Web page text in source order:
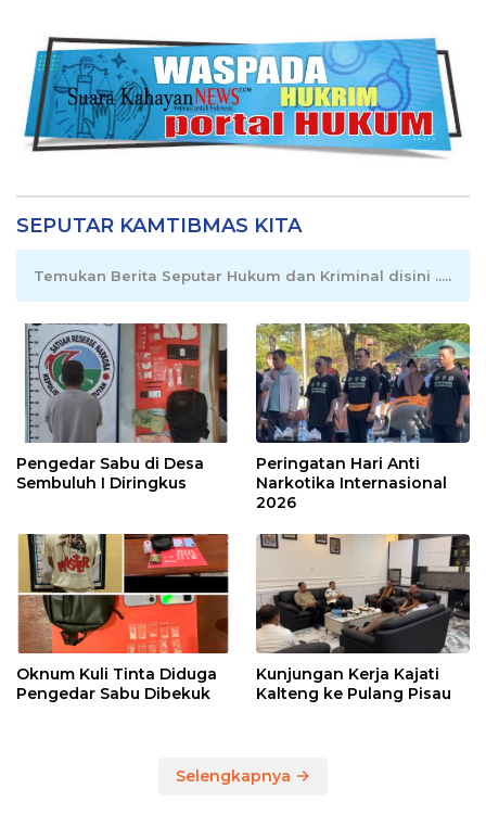
SEPUTAR KAMTIBMAS KITA
Temukan Berita Seputar Hukum dan Kriminal disini .....
Pengedar Sabu di Desa
Sembuluh I Diringkus
Peringatan Hari Anti
Narkotika Internasional
2026
Oknum Kuli Tinta Diduga
Pengedar Sabu Dibekuk
Kunjungan Kerja Kajati
Kalteng ke Pulang Pisau
Selengkapnya